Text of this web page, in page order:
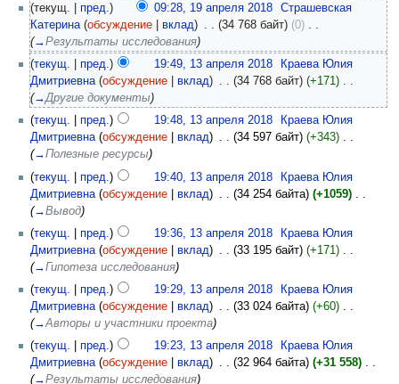
(текущ. | пред. ) 09:28, 19 апреля 2018
Страшевская
Катерина (обсуждение вклад) (34 768 байт) (0)‎
(→Результаты исследования)
(текущ. пред.) 19:49, 13 апреля 2018
Краева Юлия
Дмитриевна (обсуждение вклад) . . (34 768 байт) (+171)‎ . .
(→Другие документы)
(текущ. пред.) 19:48, 13 апреля 2018
Краева Юлия
Дмитриевна (обсуждение вклад) . . (34 597 байт) (+343)‎ . .
(→Полезные ресурсы)
(текущ. пред. ) 19:40, 13 апреля 2018
Краева Юлия
Дмитриевна (обсуждение вклад) (34 254 байта) (+1059)‎
(→Вывод)
(текущ. пред.) 19:36, 13 апреля 2018
Краева Юлия
Дмитриевна (обсуждение вклад) . . (33 195 байт) (+171)‎ . .
(→Гипотеза исследования)
(текущ. пред.) 19:29, 13 апреля 2018
Краева Юлия
Дмитриевна (обсуждение вклад) . . (33 024 байта) (+60)‎ . .
(→Авторы и участники проекта)
(текущ. пред.) 19:23, 13 апреля 2018
Краева Юлия
Дмитриевна (обсуждение вклад) . . (32 964 байта) (+31 558)‎ . .
(→Результаты исследования)